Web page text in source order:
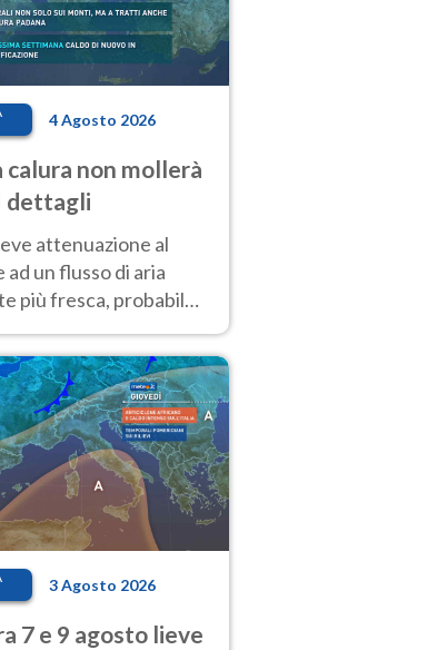
4 Agosto 2026
calura non mollerà
dettagli
attenuazione al
ad un flusso di aria
più fresca, probabile
Ferragosto
3 Agosto 2026
7 e 9 agosto lieve